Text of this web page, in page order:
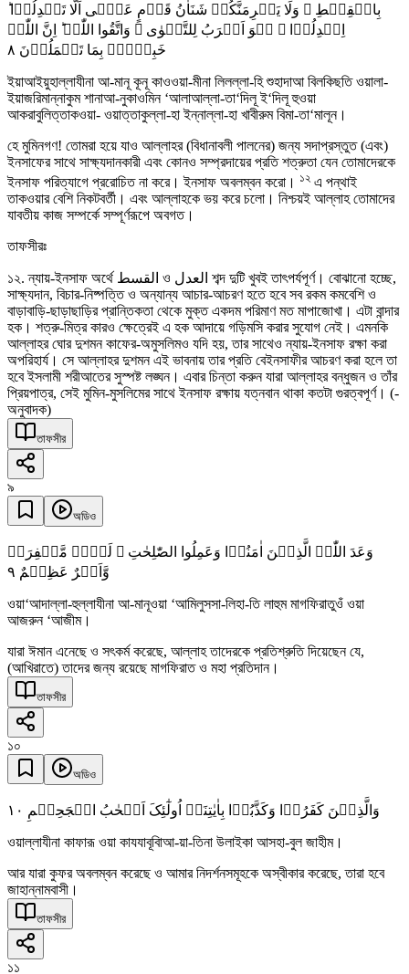
بِالۡقِسۡطِ ۫ وَلَا یَجۡرِمَنَّکُمۡ شَنَاٰنُ قَوۡمٍ عَلٰۤی اَلَّا تَعۡدِلُوۡا ؕ
اِعۡدِلُوۡا ۟ ہُوَ اَقۡرَبُ لِلتَّقۡوٰی ۫ وَاتَّقُوا اللّٰہَ ؕ اِنَّ اللّٰہَ
خَبِیۡرٌۢ بِمَا تَعۡمَلُوۡنَ ٨
ইয়াআইয়ুহাল্লাযীনা আ-মানূ কূনূ কাওওয়া-মীনা লিলল্লা-হি শুহাদাআ বিলকিছতি ওয়ালা-
ইয়াজরিমান্নাকুম শানাআ-নুকাওমিন ‘আলাআল্লা-তা‘দিলূ ই‘দিলূ হুওয়া
আকরাবুলিত্তাকওয়া- ওয়াত্তাকুল্লা-হা ইন্নাল্লা-হা খাবীরুম বিমা-তা‘মালূন।
হে মুমিনগণ! তোমরা হয়ে যাও আল্লাহর (বিধানাবলী পালনের) জন্য সদাপ্রস্তুত (এবং)
ইনসাফের সাথে সাক্ষ্যদানকারী এবং কোনও সম্প্রদায়ের প্রতি শত্রুতা যেন তোমাদেরকে
ইনসাফ পরিত্যাগে প্ররোচিত না করে। ইনসাফ অবলম্বন করো। ১২ এ পন্থাই
তাকওয়ার বেশি নিকটবর্তী। এবং আল্লাহকে ভয় করে চলো। নিশ্চয়ই আল্লাহ তোমাদের
যাবতীয় কাজ সম্পর্কে সম্পূর্ণরূপে অবগত।
তাফসীরঃ
১২. ন্যায়-ইনসাফ অর্থে القسط ও العدل শব্দ দুটি খুবই তাৎপর্যপূর্ণ। বোঝানো হচ্ছে,
সাক্ষ্যদান, বিচার-নিষ্পত্তি ও অন্যান্য আচার-আচরণ হতে হবে সব রকম কমবেশি ও
বাড়াবাড়ি-ছাড়াছাড়ির প্রান্তিকতা থেকে মুক্ত একদম পরিমাণ মত মাপাজোখা। এটা বান্দার
হক। শত্রু-মিত্র কারও ক্ষেত্রেই এ হক আদায়ে গড়িমসি করার সুযোগ নেই। এমনকি
আল্লাহর ঘোর দুশমন কাফের-অমুসলিমও যদি হয়, তার সাথেও ন্যায়-ইনসাফ রক্ষা করা
অপরিহার্য। সে আল্লাহর দুশমন এই ভাবনায় তার প্রতি বেইনসাফীর আচরণ করা হলে তা
হবে ইসলামী শরীআতের সুস্পষ্ট লঙ্ঘন। এবার চিন্তা করুন যারা আল্লাহর বন্ধুজন ও তাঁর
প্রিয়পাত্র, সেই মুমিন-মুসলিমের সাথে ইনসাফ রক্ষায় যত্নবান থাকা কতটা গুরত্বপূর্ণ। (-
অনুবাদক)
তাফসীর
৯
অডিও
وَعَدَ اللّٰہُ الَّذِیۡنَ اٰمَنُوۡا وَعَمِلُوا الصّٰلِحٰتِ ۙ لَہُمۡ مَّغۡفِرَۃٌ
وَّاَجۡرٌ عَظِیۡمٌ ٩
ওয়া‘আদাল্লা-হুল্লাযীনা আ-মানূওয়া ‘আমিলুসসা-লিহা-তি লাহুম মাগফিরাতুওঁ ওয়া
আজরুন ‘আজীম।
যারা ঈমান এনেছে ও সৎকর্ম করেছে, আল্লাহ তাদেরকে প্রতিশ্রুতি দিয়েছেন যে,
(আখিরাতে) তাদের জন্য রয়েছে মাগফিরাত ও মহা প্রতিদান।
তাফসীর
১০
অডিও
وَالَّذِیۡنَ کَفَرُوۡا وَکَذَّبُوۡا بِاٰیٰتِنَاۤ اُولٰٓئِکَ اَصۡحٰبُ الۡجَحِیۡمِ ١۰
ওয়াল্লাযীনা কাফারূ ওয়া কাযযাবূবিাআ-য়া-তিনা উলাইকা আসহা-বুল জাহীম।
আর যারা কুফর অবলম্বন করেছে ও আমার নিদর্শনসমূহকে অস্বীকার করেছে, তারা হবে
জাহান্নামবাসী।
তাফসীর
১১